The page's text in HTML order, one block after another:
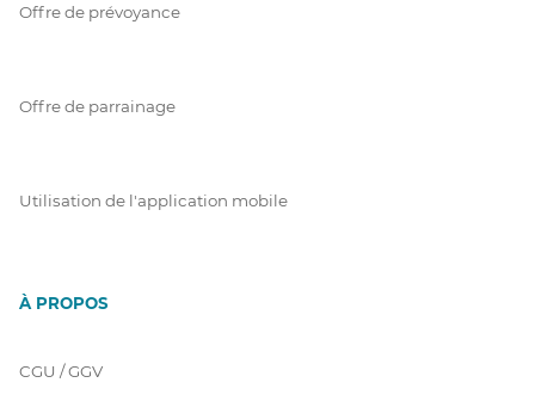
Offre de prévoyance
Offre de parrainage
Utilisation de l'application mobile
À PROPOS
CGU / GGV